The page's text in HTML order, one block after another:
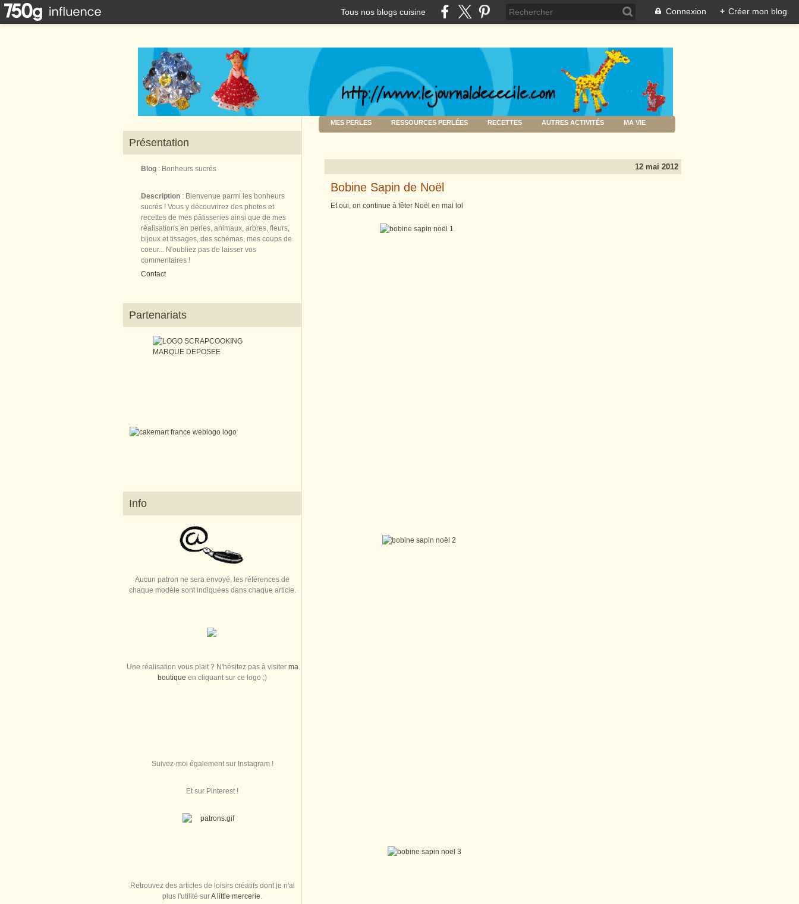
Tous nos blogs cuisine Connexion + Créer mon blog
Présentation
Blog : Bonheurs sucrés
Description : Bienvenue parmi les bonheurs
sucrés ! Vous y découvrirez des photos et
recettes de mes pâtisseries ainsi que de mes
réalisations en perles, animaux, arbres, fleurs,
bijoux et tissages, des schémas, mes coups de
coeur... N'oubliez pas de laisser vos
commentaires !
Contact
Partenariats
Info
Aucun patron ne sera envoyé, les références de
chaque modèle sont indiquées dans chaque article.
Une réalisation vous plait ? N'hésitez pas à visiter ma
boutique en cliquant sur ce logo ;)
Suivez-moi également sur Instagram !
Et sur Pinterest !
Retrouvez des articles de loisirs créatifs dont je n'ai
plus l'utilité surA little mercerie.
MES PERLES RESSOURCES PERLÉES RECETTES AUTRES ACTIVITÉS MA VIE
12 mai 2012
Bobine Sapin de Noël
Et oui, on continue à fêter Noël en mai lol